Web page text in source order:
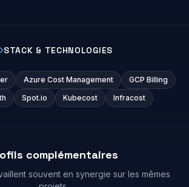
STACK & TECHNOLOGIES
Azure Cost Management
GCP Billing
Spot.io Kubecost Infracost
complémentaires
souvent en synergie sur les mêmes